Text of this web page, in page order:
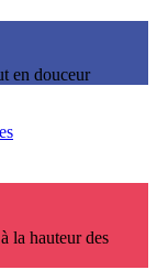
en douceur
la hauteur des